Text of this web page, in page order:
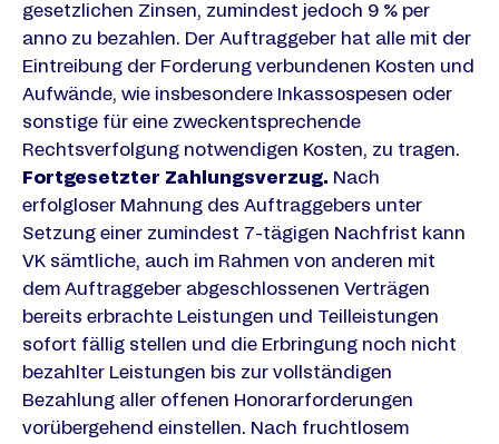
gesetzlichen Zinsen, zumindest jedoch 9 % per
anno zu bezahlen. Der Auftraggeber hat alle mit der
Eintreibung der Forderung verbundenen Kosten und
Aufwände, wie insbesondere Inkassospesen oder
sonstige für eine zweckentsprechende
Rechtsverfolgung notwendigen Kosten, zu tragen.
Fortgesetzter Zahlungsverzug. Nach
erfolgloser Mahnung des Auftraggebers unter
Setzung einer zumindest 7-tägigen Nachfrist kann
VK sämtliche, auch im Rahmen von anderen mit
dem Auftraggeber abgeschlossenen Verträgen
bereits erbrachte Leistungen und Teilleistungen
sofort fällig stellen und die Erbringung noch nicht
bezahlter Leistungen bis zur vollständigen
Bezahlung aller offenen Honorarforderungen
vorübergehend einstellen. Nach fruchtlosem